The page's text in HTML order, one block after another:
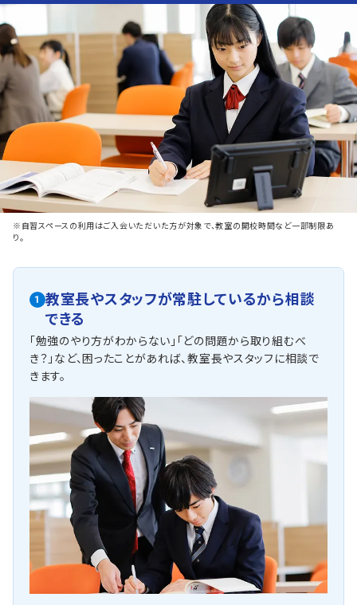
※自習スペースの利用はご入会いただいた方が対象で、教室の開校時間など一部制限あ
り。
1
教室長やスタッフが常駐しているから相談
できる
「勉強のやり方がわからない」「どの問題から取り組むべ
き？」など、困ったことがあれば、教室長やスタッフに相談で
きます。